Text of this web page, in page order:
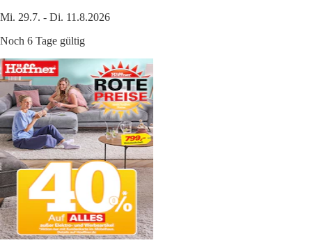
Mi. 29.7. - Di. 11.8.2026
Noch 6 Tage gültig